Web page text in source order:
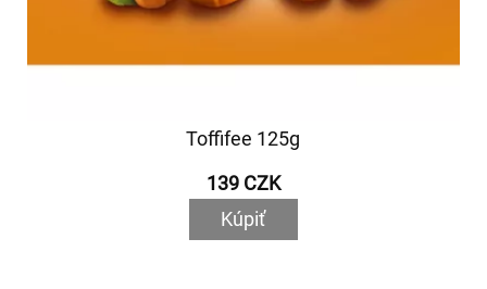
Toffifee 125g
139 CZK
Kúpiť